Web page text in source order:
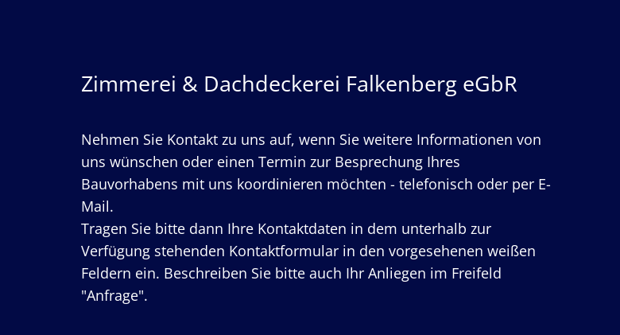
Zimmerei & Dachdeckerei Falkenberg eGbR
Nehmen Sie Kontakt zu uns auf, wenn Sie weitere Informationen von
uns wünschen oder einen Termin zur Besprechung Ihres
Bauvorhabens mit uns koordinieren möchten - telefonisch oder per E-
Mail.
Tragen Sie bitte dann Ihre Kontaktdaten in dem unterhalb zur
Verfügung stehenden Kontaktformular in den vorgesehenen weißen
Feldern ein. Beschreiben Sie bitte auch Ihr Anliegen im Freifeld
"Anfrage".